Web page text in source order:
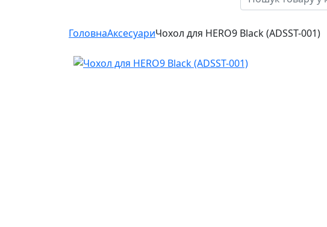
ГоловнаАксесуариЧохол для HERO9 Black (ADSST-001)